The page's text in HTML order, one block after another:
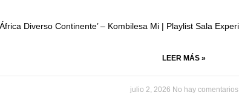
Diverso Continente’ – Kombilesa Mi | Playlist Sala
LEER MÁS »
julio 2, 2026 No hay comentarios